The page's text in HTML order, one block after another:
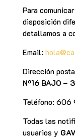
Para
disposición
detallamos a
Email:
Dirección
Nº16 BAJO –
Teléfono: 606
Todas las
usuarios y